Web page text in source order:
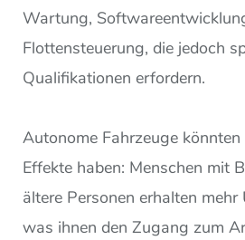
Wartung,
Flottensteuerung, die jedoch
Qualifikationen erfordern.
Autonome Fahrzeuge
Effekte haben: Menschen mit
ältere Personen erhalten
was ihnen den Zugang zum